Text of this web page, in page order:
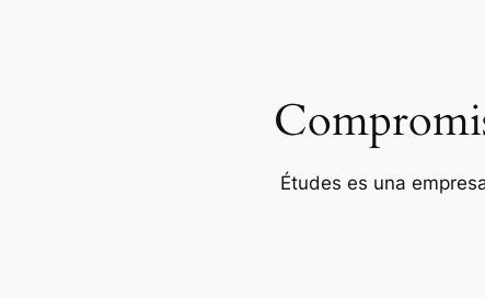
Études es una